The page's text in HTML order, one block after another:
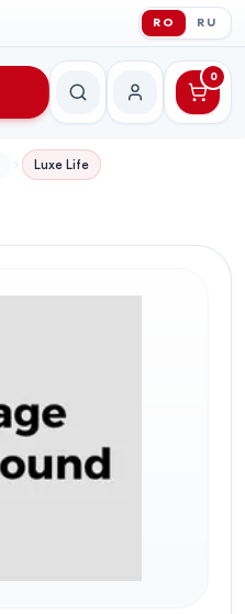
RO RU
CăutareContul meu
0
Luxe Life